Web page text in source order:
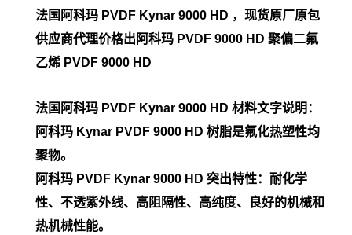
法国阿科玛 PVDF Kynar 9000 HD ，现货原厂原包
供应商代理价格出阿科玛 PVDF 9000 HD 聚偏二氟
乙烯 PVDF 9000 HD
法国阿科玛 PVDF Kynar 9000 HD 材料文字说明：
阿科玛 Kynar PVDF 9000 HD 树脂是氟化热塑性均
聚物。
阿科玛 PVDF Kynar 9000 HD 突出特性：耐化学
性、不透紫外线、高阻隔性、高纯度、良好的机械和
热机械性能。